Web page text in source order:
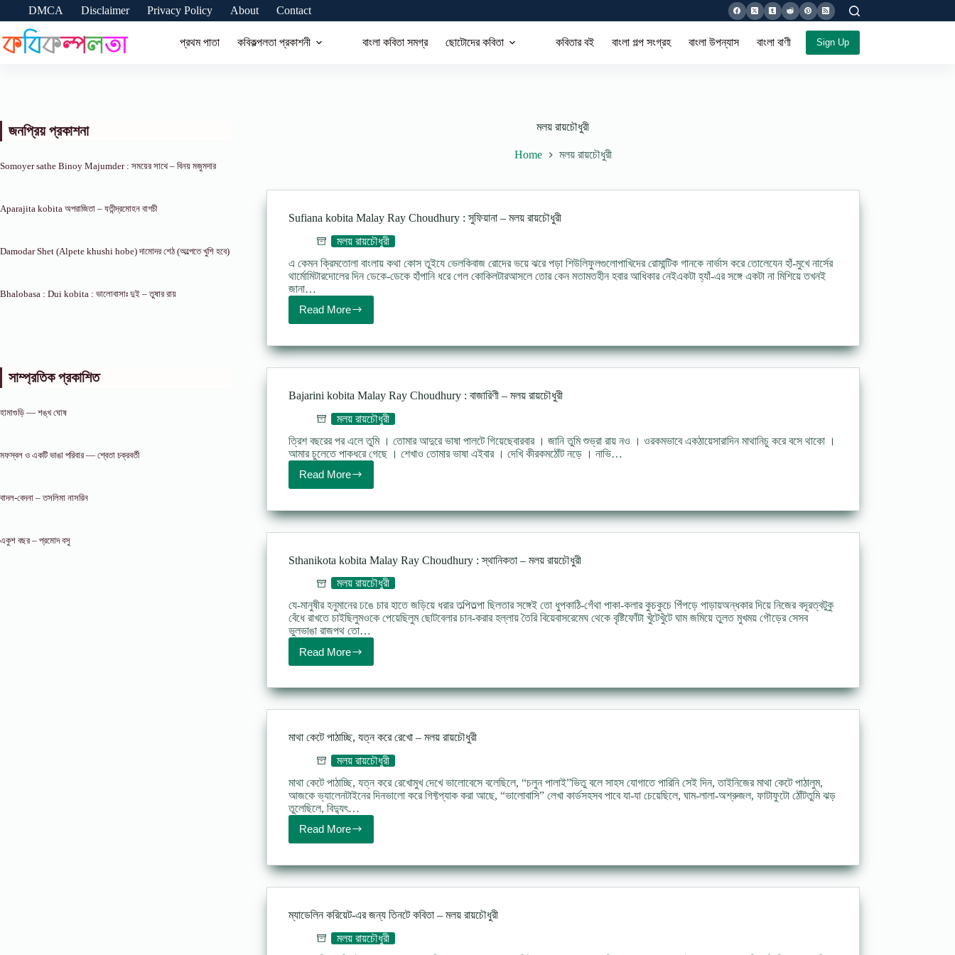
content
DMCA Disclaimer Privacy Policy About Contact
প্রথম পাতা কবিকল্পলতা প্রকাশনী বাংলা কবিতা সমগ্র ছোটোদের কবিতা কবিতার বই বাংলা গল্প সংগ্রহ বাংলা উপন্যাস বাংলা বাণী সমগ্র Sign Up
মলয় রায়চৌধুরী
Home মলয় রায়চৌধুরী
Sufiana kobita Malay Ray Choudhury : সুফিয়ানা – মলয় রায়চৌধুরী
মলয় রায়চৌধুরী
এ কেমন ক্রিমতোলা বাংলায় কথা কোস তুইযে ভেলকিবাজ রোদের ভয়ে ঝরে পড়া শিউলিফুলগুলোপাখিদের রোমান্টিক গানকে নার্ভাস করে তোলেযেন হাঁ-মুখে নার্সের
থার্মোমিটারদোলের দিন ডেকে-ডেকে হাঁপানি ধরে গেল কোকিলটারআসলে তোর কেন মতামতহীন হবার আধিকার নেইএকটা হ্যাঁ-এর সঙ্গে একটা না মিশিয়ে তখনই
জানা…
Read More
Sufiana
kobita
Ray
–
মলয়
রায়চৌধুরী
Bajarini kobita Malay Ray Choudhury : বাজারিণী – মলয় রায়চৌধুরী
মলয় রায়চৌধুরী
ত্রিশ বছরের পর এলে তুমি । তোমার আদুরে ভাষা পালটে গিয়েছেবারবার । জানি তুমি শুভ্রা রায় নও । ওরকমভাবে একঠায়েসারাদিন মাথানিচু করে বসে থাকো ।
আমার চুলেতে পাকধরে গেছে । শেখাও তোমার ভাষা এইবার । দেখি কীরকমঠোঁট নড়ে । নাভি…
Read More
Bajarini
kobita
Ray
–
মলয়
রায়চৌধুরী
Sthanikota kobita Malay Ray Choudhury : স্থানিকতা – মলয় রায়চৌধুরী
মলয় রায়চৌধুরী
যে-মানুষীর হনুমানের ঢঙে চার হাতে জড়িয়ে ধরার তল্পিতল্পা ছিলতার সঙ্গেই তো ধুপকাঠি-গেঁথা পাকা-কলার কুচকুচে পিঁপড়ে পাড়ায়অন্ধকার দিয়ে নিজের বদূরত্বটুকু
বেঁধে রাখতে চাইছিলুমওকে পেয়েছিলুম ছোটবেলার চান-করার হল্লায় তৈরি বিয়েবাসরেমেঘ থেকে বৃষ্টিফোঁটা খুঁটেখুঁটে ঘাম জমিয়ে তুলত মুখময় গৌড়ের সেসব
ভুলভাঙা রাজপথ তো…
Read MoreSthanikota
kobita
Ray
স্থানিকতা
–
মলয়
রায়চৌধুরী
মাথা কেটে পাঠাচ্ছি, যত্ন করে রেখো – মলয় রায়চৌধুরী
মলয় রায়চৌধুরী
মাথা কেটে পাঠাচ্ছি, যত্ন করে রেখোমুখ দেখে ভালোবেসে বলেছিলে, “চলুন পালাই”ভিতু বলে সাহস যোগাতে পারিনি সেই দিন, তাইনিজের মাথা কেটে পাঠালুম,
আজকে ভ্যালেনটাইনের দিনভালো করে গিফ্টপ্যাক করা আছে, “ভালোবাসি” লেখা কার্ডসহসব পাবে যা-যা চেয়েছিলে, ঘাম-লালা-অশ্রুজল, ফাটাফুটো ঠোঁটতুমি ঝড়
তুলেছিলে, বিদ্যুৎ…
Read More
মাথা
কেটে
যত্ন
করে
–
মলয়
রায়চৌধুরী
ম্যাডেলিন করিয়েট-এর জন্য তিনটে কবিতা – মলয় রায়চৌধুরী
মলয় রায়চৌধুরী
জনপ্রিয় প্রকাশনা
Somoyer sathe Binoy Majumder : সময়ের সাথে – বিনয় মজুমদার
Aparajita kobita অপরাজিতা – যতীন্দ্রমোহন বাগচী
Damodar Shet (Alpete khushi hobe) দামোদর শেঠ (অল্পেতে খুশি হবে)
Bhalobasa : Dui kobita : ভালোবাসাঃ দুই – তুষার রায়
সাম্প্রতিক প্রকাশিত
হামাগুড়ি — শঙ্খ ঘোষ
মফস্বল ও একটি ভাঙা পরিবার — শ্বেতা চক্রবর্তী
বাদল-বেদনা – তসলিমা নাসরিন
একুশ বছর – প্রমোদ বসু